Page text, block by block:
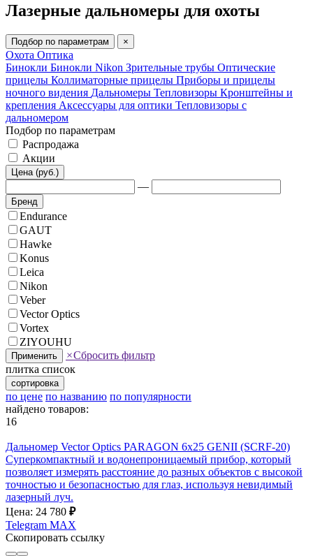
Лазерные дальномеры для охоты
Подбор по параметрам ×
Охота Оптика
Бинокли Бинокли Nikon Зрительные трубы Оптические
прицелы Коллиматорные прицелы Приборы и прицелы
ночного видения Дальномеры Тепловизоры Кронштейны и
крепления Аксессуары для оптики Тепловизоры с
дальномером
Подбор по параметрам
Распродажа
Акции
Цена (руб.)
—
Бренд
Endurance
GAUT
Hawke
Konus
Leica
Nikon
Veber
Vector Optics
Vortex
ZIYOUHU
Применить ×Сбросить фильтр
плитка список
сортировка
по цене по названию по популярности
найдено товаров:
16
Дальномер Vector Optics PARAGON 6x25 GENII (SCRF-20)
Суперкомпактный и водонепроницаемый прибор, который
позволяет измерять расстояние до разных объектов с высокой
точностью и безопасностью для глаз, используя невидимый
лазерный луч.
Цена: 24 780 ₽
Telegram MAX
Скопировать ссылку